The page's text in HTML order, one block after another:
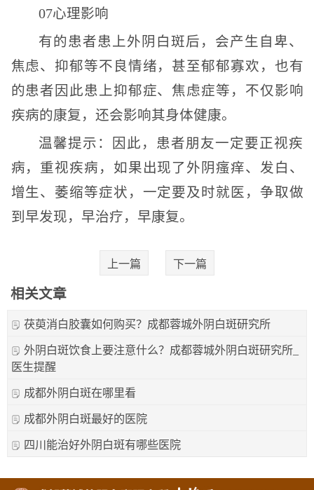
07心理影响
有的患者患上外阴白斑后，会产生自卑、
焦虑、抑郁等不良情绪，甚至郁郁寡欢，也有
的患者因此患上抑郁症、焦虑症等，不仅影响
疾病的康复，还会影响其身体健康。
温馨提示：因此，患者朋友一定要正视疾
病，重视疾病，如果出现了外阴瘙痒、发白、
增生、萎缩等症状，一定要及时就医，争取做
到早发现，早治疗，早康复。
上一篇 下一篇
相关文章
茯萸消白胶囊如何购买？成都蓉城外阴白斑研究所
外阴白斑饮食上要注意什么？成都蓉城外阴白斑研究所_
医生提醒
成都外阴白斑在哪里看
成都外阴白斑最好的医院
四川能治好外阴白斑有哪些医院